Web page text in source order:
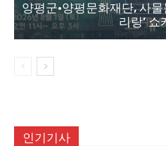
양평군·양평문화재단, 사
리랑’ 쇼
인기기사